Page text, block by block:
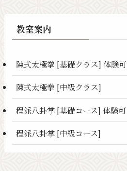
教室案内
陳式太極拳 [基礎クラス] 体験可
陳式太極拳 [中級クラス]
程派八卦掌 [基礎コース] 体験可
程派八卦掌 [中級コース]